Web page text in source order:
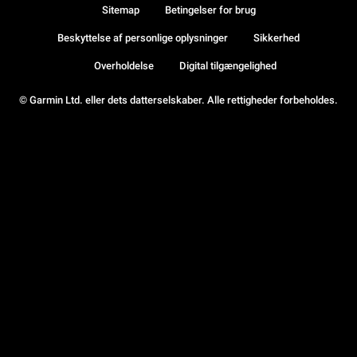
© Garmin Ltd. eller dets datterselskaber. Alle rettigheder forbeholdes.
Sitemap Betingelser for brug
Beskyttelse af personlige oplysninger Sikkerhed
Overholdelse Digital tilgængelighed